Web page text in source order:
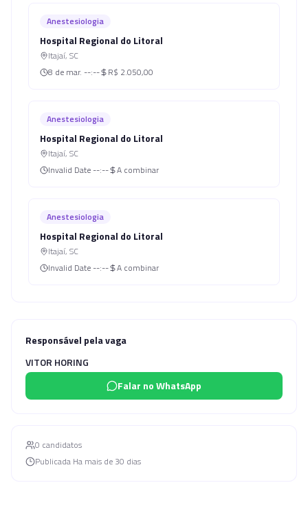
Anestesiologia
Hospital Regional do Litoral
Itajaí, SC
8 de mar. --:-- R$ 2.050,00
Anestesiologia
Hospital Regional do Litoral
Itajaí, SC
Invalid Date --:-- A combinar
Anestesiologia
Hospital Regional do Litoral
Itajaí, SC
Invalid Date --:-- A combinar
Responsável pela vaga
VITOR HORING
Falar no WhatsApp
0 candidatos
Publicada Ha mais de 30 dias